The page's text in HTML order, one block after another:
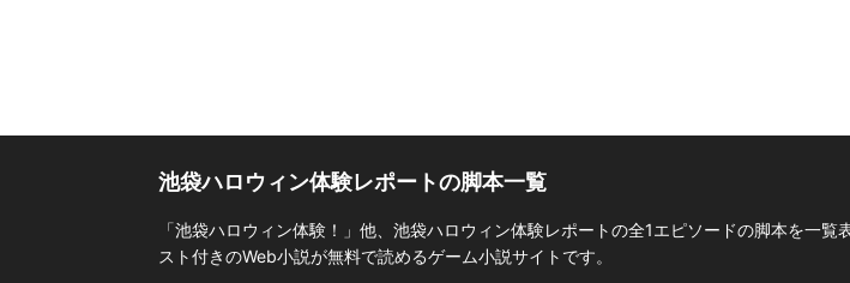
池袋ハロウィン体験レポートの脚本一覧
「池袋ハロウィン体験！」他、池袋ハロウィン体験レポートの全1エピソードの脚本を一
スト付きのWeb小説が無料で読めるゲーム小説サイトです。